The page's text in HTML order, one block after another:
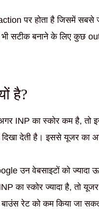
पर होता है जिसमें सबसे
सटीक बनाने के लिए कुछ
है?
INP का स्कोर कम है, तो
देती है। इससे यूजर का
उन वेबसाइटों को ज्यादा
का स्कोर ज्यादा है, तो
रेट को कम किया जा